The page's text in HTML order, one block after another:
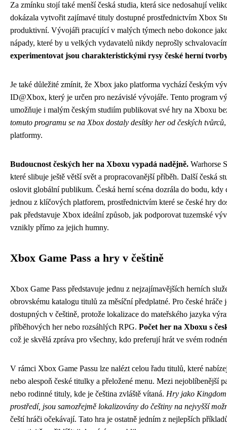
Za zmínku stojí také menší česká studia, která sice nedosahují
dokázala vytvořit zajímavé tituly dostupné prostřednictvím Xbox
produktivní. Vývojáři pracující v malých týmech nebo dokonce
nápady, které by u velkých vydavatelů nikdy neprošly
experimentovat jsou charakteristickými rysy české herní
Je také důležité zmínit, že Xbox jako platforma vychází českým
ID@Xbox, který je určen pro nezávislé vývojáře. Tento program
umožňuje i malým českým studiím publikovat své hry na Xboxu
tomuto programu se na Xbox dostaly desítky her od českých tvůrců
platformy.
Budoucnost českých her na Xboxu vypadá nadějně. Warhorse
které slibuje ještě větší svět a propracovanější příběh. Další česká
oslovit globální publikum. Česká herní scéna dozrála do bodu,
jednou z klíčových platforem, prostřednictvím které se české hry
pak představuje Xbox ideální způsob, jak podporovat tuzemské
vznikly přímo za jejich humny.
Xbox Game Pass a hry v češtině
Xbox Game Pass představuje jednu z nejzajímavějších herních
obrovskému katalogu titulů za měsíční předplatné. Pro české
dostupných v češtině, protože lokalizace do mateřského jazyka
příběhových her nebo rozsáhlých RPG. Počet her na Xboxu s
což je skvělá zpráva pro všechny, kdo preferují hrát ve svém
V rámci Xbox Game Passu lze nalézt celou řadu titulů, které
nebo alespoň české titulky a přeložené menu. Mezi nejoblíbenější
nebo rodinné tituly, kde je čeština zvláště vítaná. Hry jako
prostředí, jsou samozřejmě lokalizovány do češtiny na nejvyšší
čeští hráči očekávají. Tato hra je ostatně jedním z nejlepších